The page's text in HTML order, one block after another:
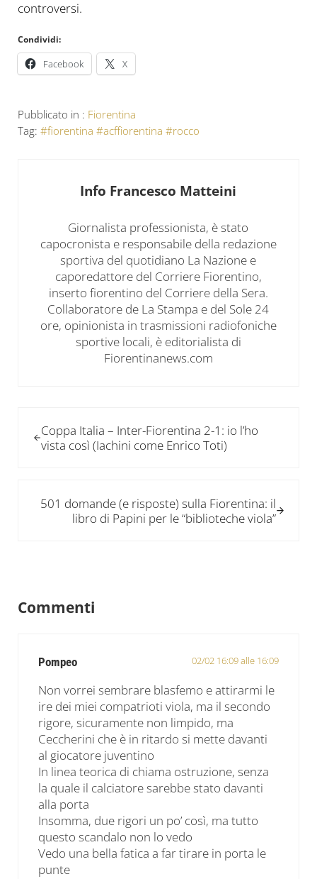
controversi.
Condividi:
Facebook X
Pubblicato in : Fiorentina
Tag: #fiorentina #acffiorentina #rocco
Info Francesco Matteini
Giornalista professionista, è stato
capocronista e responsabile della redazione
sportiva del quotidiano La Nazione e
caporedattore del Corriere Fiorentino,
inserto fiorentino del Corriere della Sera.
Collaboratore de La Stampa e del Sole 24
ore, opinionista in trasmissioni radiofoniche
sportive locali, è editorialista di
Fiorentinanews.com
Coppa Italia – Inter-Fiorentina 2-1: io l’ho
vista così (Iachini come Enrico Toti)
501 domande (e risposte) sulla Fiorentina: il
libro di Papini per le “biblioteche viola”
Commenti
Pompeo 02/02 16:09 alle 16:09
Non vorrei sembrare blasfemo e attirarmi le
ire dei miei compatrioti viola, ma il secondo
rigore, sicuramente non limpido, ma
Ceccherini che è in ritardo si mette davanti
al giocatore juventino
In linea teorica di chiama ostruzione, senza
la quale il calciatore sarebbe stato davanti
alla porta
Insomma, due rigori un po’ così, ma tutto
questo scandalo non lo vedo
Vedo una bella fatica a far tirare in porta le
punte